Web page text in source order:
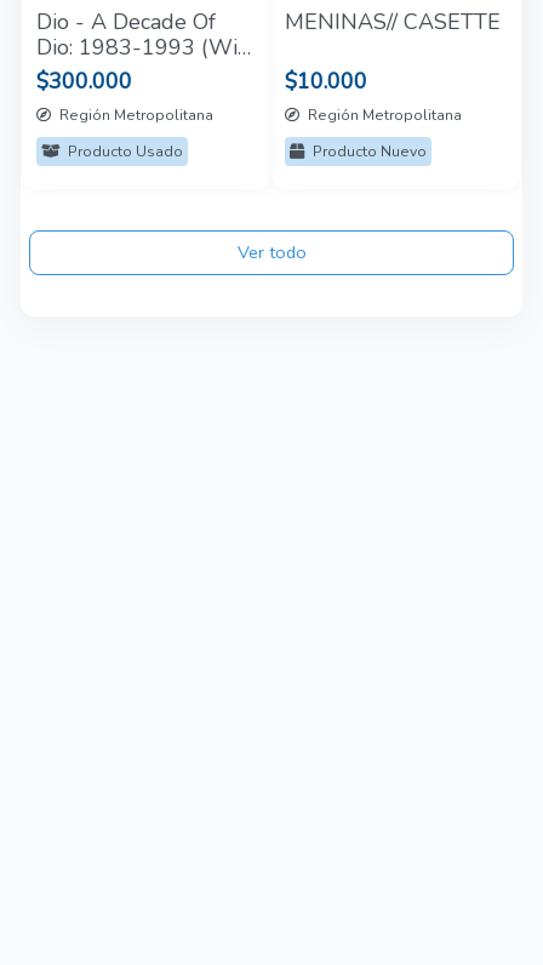
Dio - A Decade Of
Dio: 1983-1993 (With
Bonus 7'', 180 grams,
Box Set )
$300.000
Región Metropolitana
Producto Usado
MENINAS// CASETTE
$10.000
Región Metropolitana
Producto Nuevo
Ver todo